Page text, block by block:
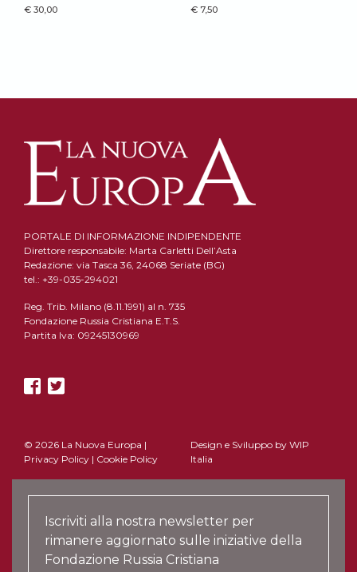
€ 30,00 € 7,50
PORTALE DI INFORMAZIONE INDIPENDENTE
Direttore responsabile: Marta Carletti Dell’Asta
Redazione: via Tasca 36, 24068 Seriate (BG)
tel.: +39-035-294021
Reg. Trib. Milano (8.11.1991) al n. 735
Fondazione Russia Cristiana E.T.S.
Partita Iva: 09245130969
© 2026 La Nuova Europa |
Privacy Policy | Cookie Policy
Design e Sviluppo by WIP
Italia
Iscriviti alla nostra newsletter per
rimanere aggiornato sulle iniziative della
Fondazione Russia Cristiana